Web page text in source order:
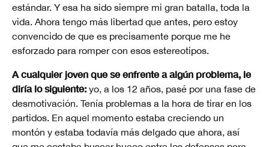
estándar. Y esa ha sido siempre mi gran batalla, toda la
vida. Ahora tengo más libertad que antes, pero estoy
convencido de que es precisamente porque me he
esforzado para romper con esos estereotipos.
A cualquier joven que se enfrente a algún problema, le
diría lo siguiente: yo, a los 12 años, pasé por una fase de
desmotivación. Tenía problemas a la hora de tirar en los
partidos. En aquel momento estaba creciendo un
montón y estaba todavía más delgado que ahora, así